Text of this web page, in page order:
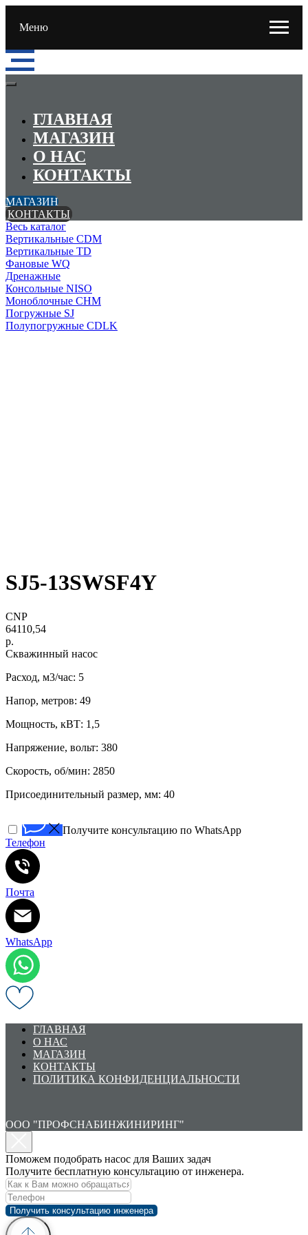
Меню
ГЛАВНАЯ
МАГАЗИН
О НАС
КОНТАКТЫ
МАГАЗИН
КОНТАКТЫ
Весь каталог
Вертикальные CDM
Вертикальные TD
Фановые WQ
Дренажные
Консольные NISO
Моноблочные CHМ
Погружные SJ
Полупогружные CDLK
SJ5-13SWSF4Y
CNP
64110,54
р.
Скважинный насос
Расход, м3/час: 5
Напор, метров: 49
Мощность, кВТ: 1,5
Напряжение, вольт: 380
Скорость, об/мин: 2850
Присоединительный размер, мм: 40
Получите консультацию по WhatsApp
Телефон
Почта
WhatsApp
ГЛАВНАЯ
О НАС
МАГАЗИН
КОНТАКТЫ
ПОЛИТИКА КОНФИДЕНЦИАЛЬНОСТИ
ООО "ПРОФСНАБИНЖИНИРИНГ"
Поможем подобрать насос для Ваших задач
Получите бесплатную консультацию от инженера.
Получить консультацию инженера